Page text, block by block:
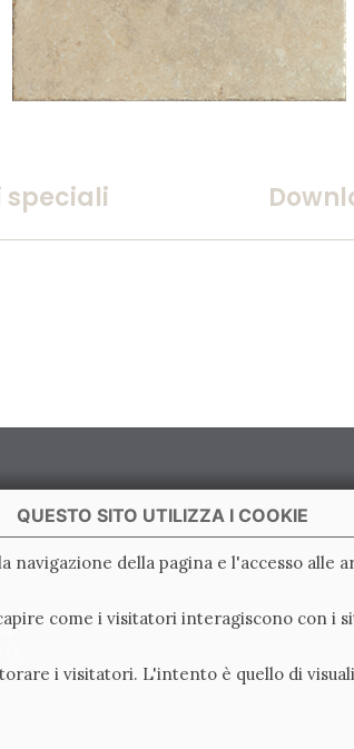
speciali
QUESTO SITO UTILIZZA I COOKIE
navigazione della pagina e l'accesso
come i visitatori interagiscono con i
i visitatori. L'intento è quello di